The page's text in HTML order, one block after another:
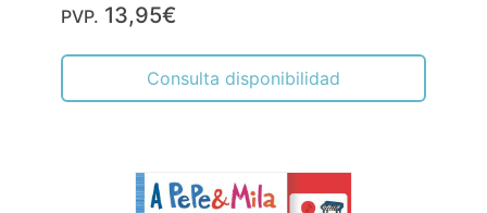
PVP. 13,95€
Consulta disponibilidad